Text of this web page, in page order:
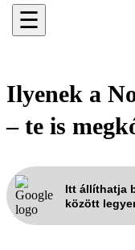
☰
Ilyenek a
– te is
Itt állíthatja
között